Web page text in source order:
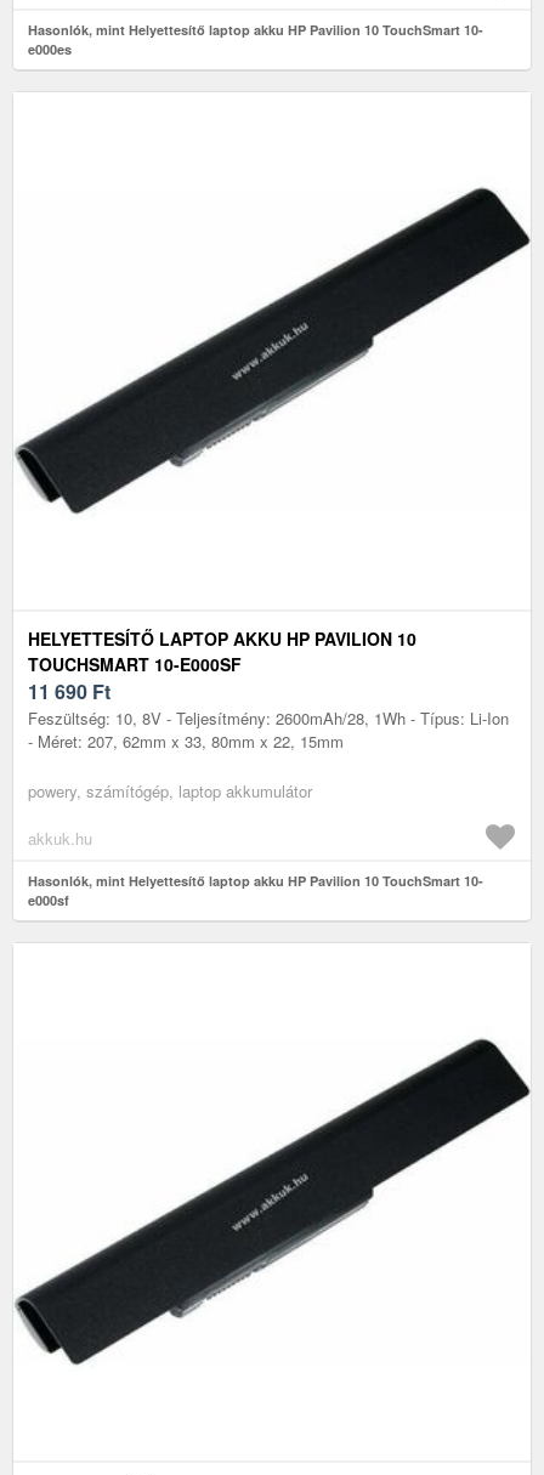
Hasonlók, mint Helyettesítő laptop akku HP Pavilion 10 TouchSmart 10-
e000es
HELYETTESÍTŐ LAPTOP AKKU HP PAVILION 10
TOUCHSMART 10-E000SF
11 690 Ft
Feszültség: 10, 8V - Teljesítmény: 2600mAh/28, 1Wh - Típus: Li-Ion
- Méret: 207, 62mm x 33, 80mm x 22, 15mm
powery, számítógép, laptop akkumulátor
akkuk.hu
Hasonlók, mint Helyettesítő laptop akku HP Pavilion 10 TouchSmart 10-
e000sf